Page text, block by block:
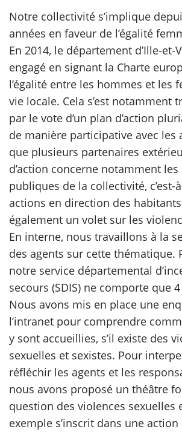
Notre collectivité s’implique
années en faveur de l’égalité
En 2014, le département d’Ille-et-
engagé en signant la Charte
l’égalité entre les hommes et les
vie locale. Cela s’est notamment
par le vote d’un plan d’action
de manière participative avec les
que plusieurs partenaires
d’action concerne notamment
publiques de la collectivité, c’est-
actions en direction des
également un volet sur les
En interne, nous travaillons à la
des agents sur cette thématique.
notre service départemental
secours (SDIS) ne comporte que
Nous avons mis en place une
l’intranet pour comprendre
y sont accueillies, s’il existe des
sexuelles et sexistes. Pour
réfléchir les agents et les
nous avons proposé un théâtre
question des violences sexuelles
exemple s’inscrit dans une